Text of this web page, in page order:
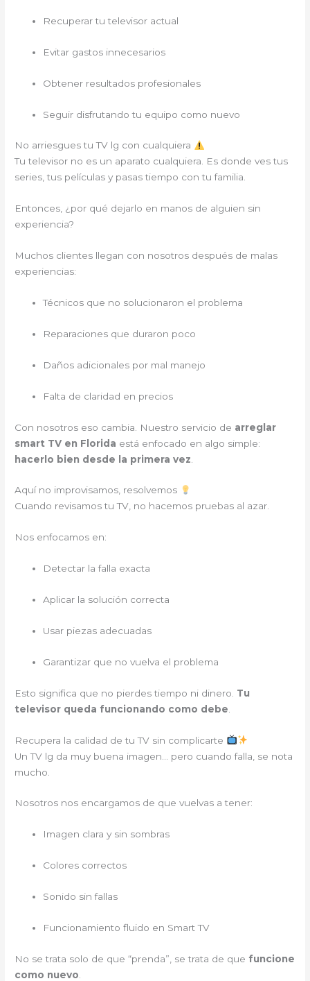
Recuperar tu televisor actual
Evitar gastos innecesarios
Obtener resultados profesionales
Seguir disfrutando tu equipo como nuevo
No arriesgues tu TV lg con cualquiera
Tu televisor no es un aparato cualquiera. Es donde ves tus
series, tus películas y pasas tiempo con tu familia.
Entonces, ¿por qué dejarlo en manos de alguien sin
experiencia?
Muchos clientes llegan con nosotros después de malas
experiencias:
Técnicos que no solucionaron el problema
Reparaciones que duraron poco
Daños adicionales por mal manejo
Falta de claridad en precios
Con nosotros eso cambia. Nuestro servicio de arreglar
smart TV en Florida está enfocado en algo simple:
hacerlo bien desde la primera vez
Aquí no improvisamos, resolvemos
Cuando revisamos tu TV, no hacemos pruebas al azar.
Nos enfocamos en:
Detectar la falla exacta
Aplicar la solución correcta
Usar piezas adecuadas
Garantizar que no vuelva el problema
Esto significa que no pierdes tiempo ni dinero. Tu
televisor queda funcionando como debe
Recupera la calidad de tu TV sin complicarte
Un TV lg da muy buena imagen… pero cuando falla, se nota
mucho.
Nosotros nos encargamos de que vuelvas a tener:
Imagen clara y sin sombras
Colores correctos
Sonido sin fallas
Funcionamiento fluido en Smart TV
No se trata solo de que “prenda”, se trata de que funcione
como nuevo